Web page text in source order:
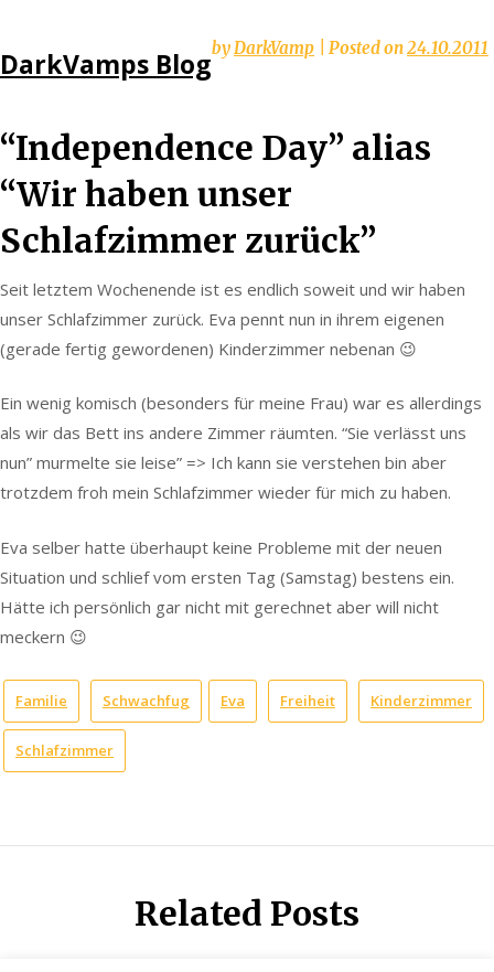
to
DarkVamps Blog
“Independence Day” alias
“Wir haben unser
Schlafzimmer zurück”
byDarkVamp Posted on24.10.2011
Seit letztem Wochenende ist es endlich soweit und wir haben
unser Schlafzimmer zurück. Eva pennt nun in ihrem eigenen
(gerade fertig gewordenen) Kinderzimmer nebenan 😉
Ein wenig komisch (besonders für meine Frau) war es allerdings
als wir das Bett ins andere Zimmer räumten. “Sie verlässt uns
nun” murmelte sie leise” => Ich kann sie verstehen bin aber
trotzdem froh mein Schlafzimmer wieder für mich zu haben.
Eva selber hatte überhaupt keine Probleme mit der neuen
Situation und schlief vom ersten Tag (Samstag) bestens ein.
Hätte ich persönlich gar nicht mit gerechnet aber will nicht
meckern 😉
Familie Schwachfug Eva Freiheit Kinderzimmer
Schlafzimmer
Related Posts